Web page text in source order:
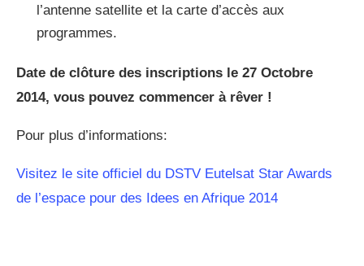
l’antenne satellite et la carte d’accès aux
programmes.
Date de clôture des inscriptions le 27 Octobre
2014, vous pouvez commencer à rêver !
Pour plus d’informations:
Visitez le site officiel du DSTV Eutelsat Star Awards
de l’espace pour des Idees en Afrique 2014